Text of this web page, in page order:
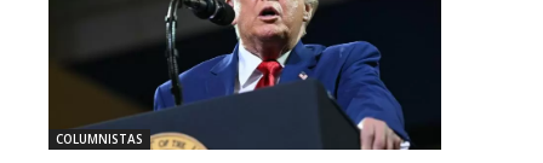
COLUMNISTAS